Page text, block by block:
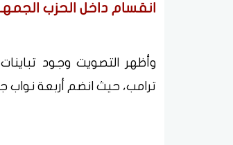
انقسام داخل الحزب
وأظهر التصويت وجود
ترامب، حيث انضم أربعة نواب